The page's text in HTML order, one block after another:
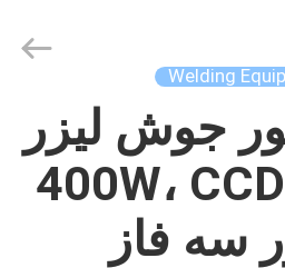
Welding
جوش لیزر
تجهیزات 400W، CCD
سه فاز